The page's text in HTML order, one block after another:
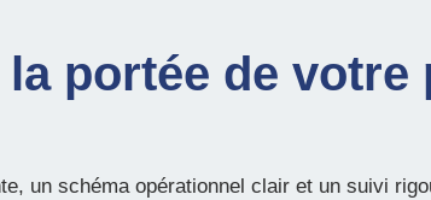
portée de votre
un schéma opérationnel clair et un suivi